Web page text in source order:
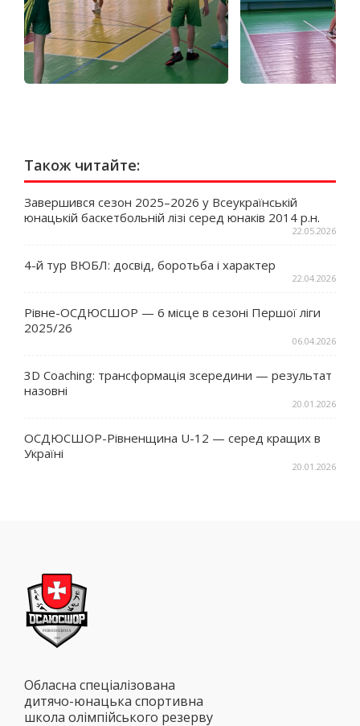
Також читайте:
Завершився сезон 2025–2026 у Всеукраїнській
юнацькій баскетбольній лізі серед юнаків 2014 р.н.
22.05.2026
4-й тур ВЮБЛ: досвід, боротьба і характер
22.04.2026
Рівне-ОСДЮСШОР — 6 місце в сезоні Першої ліги
2025/26
06.04.2026
3D Coaching: трансформація зсередини — результат
назовні
20.01.2026
ОСДЮСШОР-Рівненщина U-12 — серед кращих в
Україні
20.01.2026
Обласна спеціалізована
дитячо-юнацька спортивна
школа олімпійського резерву